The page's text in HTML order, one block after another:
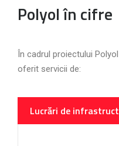
Polyol în cifre
În cadrul proiectului
oferit servicii de:
Lucrări de